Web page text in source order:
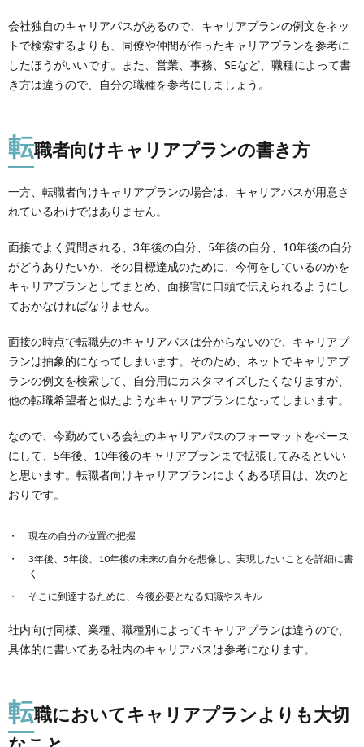
会社独自のキャリアパスがあるので、キャリアプランの例文をネッ
トで検索するよりも、同僚や仲間が作ったキャリアプランを参考に
したほうがいいです。また、営業、事務、SEなど、職種によって書
き方は違うので、自分の職種を参考にしましょう。
転職者向けキャリアプランの書き方
一方、転職者向けキャリアプランの場合は、キャリアパスが用意さ
れているわけではありません。
面接でよく質問される、3年後の自分、5年後の自分、10年後の自分
がどうありたいか、その目標達成のために、今何をしているのかを
キャリアプランとしてまとめ、面接官に口頭で伝えられるようにし
ておかなければなりません。
面接の時点で転職先のキャリアパスは分からないので、キャリアプ
ランは抽象的になってしまいます。そのため、ネットでキャリアプ
ランの例文を検索して、自分用にカスタマイズしたくなりますが、
他の転職希望者と似たようなキャリアプランになってしまいます。
なので、今勤めている会社のキャリアパスのフォーマットをベース
にして、5年後、10年後のキャリアプランまで拡張してみるといい
と思います。転職者向けキャリアプランによくある項目は、次のと
おりです。
現在の自分の位置の把握
3年後、5年後、10年後の未来の自分を想像し、実現したいことを詳細に書
く
そこに到達するために、今後必要となる知識やスキル
社内向け同様、業種、職種別によってキャリアプランは違うので、
具体的に書いてある社内のキャリアパスは参考になります。
転職においてキャリアプランよりも大切